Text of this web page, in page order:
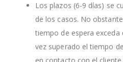
Los plazos (6-9 días) se
de los casos. No
tiempo de espera exceda
vez superado el tiempo